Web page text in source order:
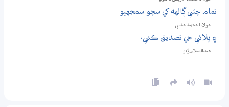
تمام چٽي ڳالهه کي سچو سمجهيو
— مولانا محمد مدني
۽ ڀلائي جي تصديق ڪئي.
— عبدالسلام ڀُٽو